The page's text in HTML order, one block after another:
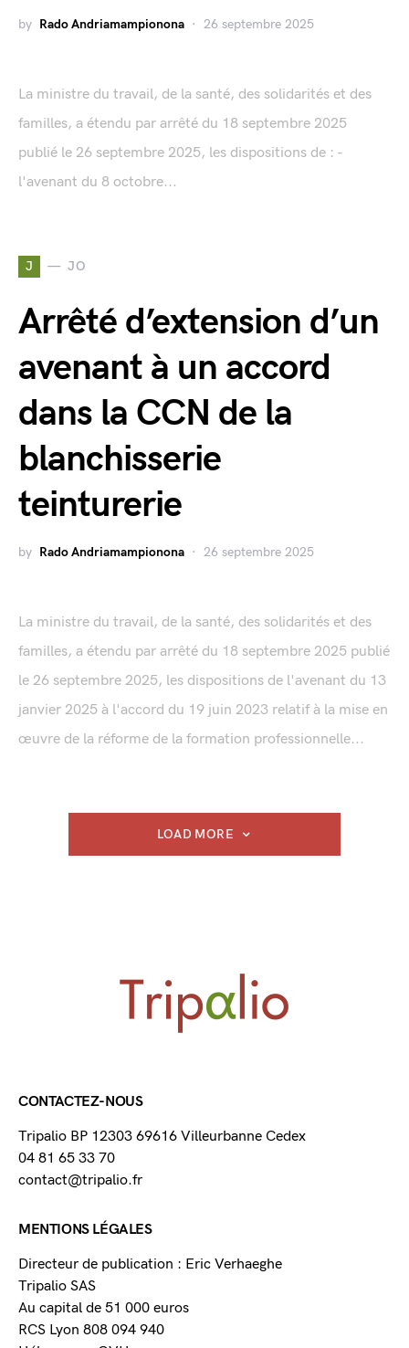
by Rado Andriamampionona 26 septembre 2025
La ministre du travail, de la santé, des solidarités et des
familles, a étendu par arrêté du 18 septembre 2025
publié le 26 septembre 2025, les dispositions de : -
l'avenant du 8 octobre...
J JO
Arrêté d’extension d’un
avenant à un accord
dans la CCN de la
blanchisserie
teinturerie
by Rado Andriamampionona 26 septembre 2025
La ministre du travail, de la santé, des solidarités et des
familles, a étendu par arrêté du 18 septembre 2025 publié
le 26 septembre 2025, les dispositions de l'avenant du 13
janvier 2025 à l'accord du 19 juin 2023 relatif à la mise en
œuvre de la réforme de la formation professionnelle...
LOAD MORE
CONTACTEZ-NOUS
Tripalio BP 12303 69616 Villeurbanne Cedex
04 81 65 33 70
contact@tripalio.fr
MENTIONS LÉGALES
Directeur de publication : Eric Verhaeghe
Tripalio SAS
Au capital de 51 000 euros
RCS Lyon 808 094 940